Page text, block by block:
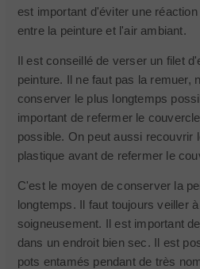
est important d'éviter une
entre la peinture et l'air ambiant.
Il est conseillé de verser un filet
peinture. Il ne faut pas la remuer,
conserver le plus longtemps
important de refermer le
possible. On peut aussi recouvrir
plastique avant de refermer le
C'est le moyen de conserver la
longtemps. Il faut toujours veiller
soigneusement. Il est important
dans un endroit bien sec. Il est
pots entamés pendant de très